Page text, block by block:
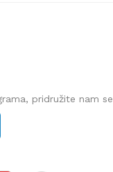
pridružite nam se